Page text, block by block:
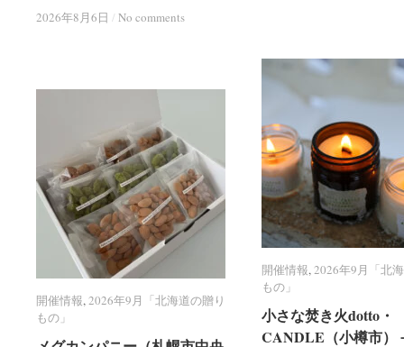
2026年8月6日 / No comments
2026年8月6日 / No comments
開催情報,2026年9月「北
もの」
小さな焚き火dotto・
CANDLE（小樽市）
開催情報 2026年9月「北
もの」
小さな焚き火dotto・
CANDLE（小樽市）
開催情報,2026年9月「北海道の贈り
もの」
開催情報 2026年9月「北海道の贈り
もの」